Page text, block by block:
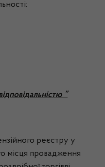
”
реєстру у
місця провадження